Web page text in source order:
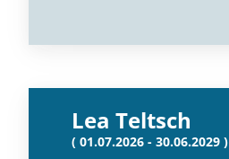
Lea Teltsch
( 01.07.2026 - 30.06.2029 )